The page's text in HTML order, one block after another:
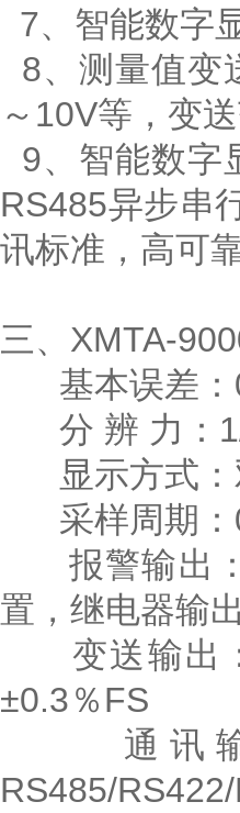
7、智能数字
8、测量值变
～10V等，变
9、智能数字
RS485异步串
讯标准，高可
三、XMTA-
基本误差：
分 辨 力：1/
显示方式：
采样周期：
报警输出：
置，继电器输
变送输出：
±0.3％FS
通讯输出
RS485/